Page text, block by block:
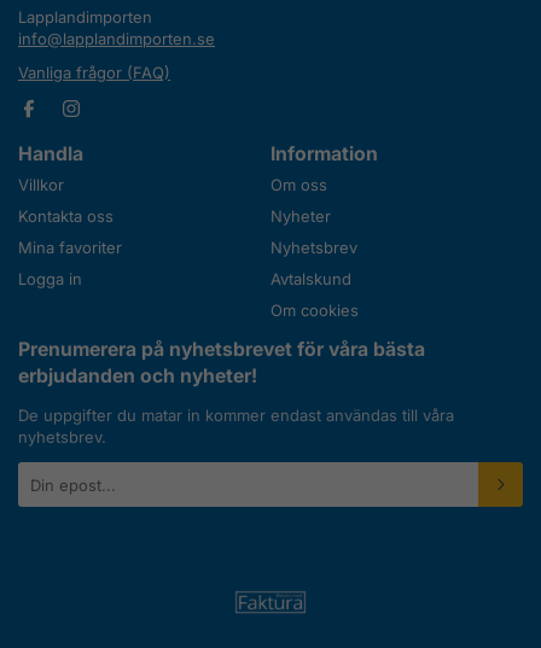
Lapplandimporten
info@lapplandimporten.se
Vanliga frågor (FAQ)
Handla
Villkor
Kontakta oss
Mina favoriter
Logga in
Information
Om oss
Nyheter
Nyhetsbrev
Avtalskund
Om cookies
Prenumerera på nyhetsbrevet för våra bästa
erbjudanden och nyheter!
De uppgifter du matar in kommer endast användas till våra
nyhetsbrev.
postadress